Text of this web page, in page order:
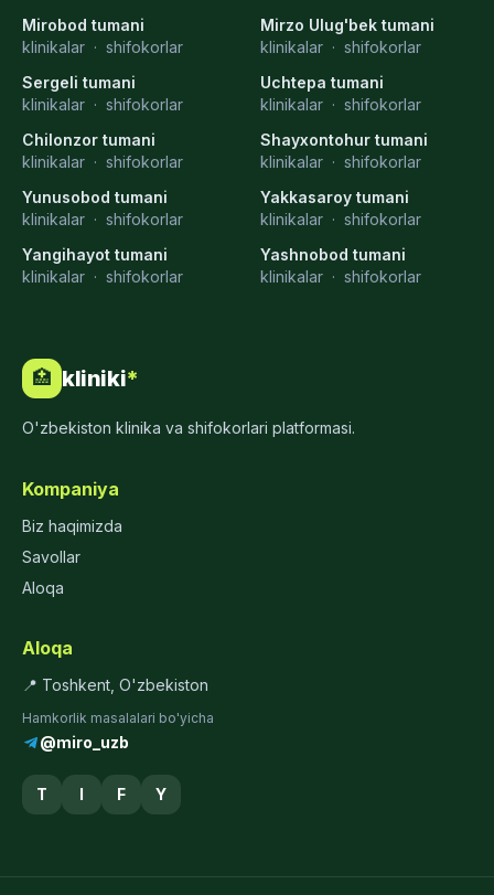
Mirobod tumani
klinikalar · shifokorlar
Mirzo Ulug'bek tumani
klinikalar · shifokorlar
Sergeli tumani
klinikalar · shifokorlar
Uchtepa tumani
klinikalar · shifokorlar
Chilonzor tumani
klinikalar · shifokorlar
Shayxontohur tumani
klinikalar · shifokorlar
Yunusobod tumani
klinikalar · shifokorlar
Yakkasaroy tumani
klinikalar · shifokorlar
Yangihayot tumani
klinikalar · shifokorlar
Yashnobod tumani
klinikalar · shifokorlar
🏥 kliniki*
O'zbekiston klinika va shifokorlari platformasi.
Kompaniya
Biz haqimizda
Savollar
Aloqa
Aloqa
📍 Toshkent, O'zbekiston
Hamkorlik masalalari bo'yicha
@miro_uzb
T I F Y